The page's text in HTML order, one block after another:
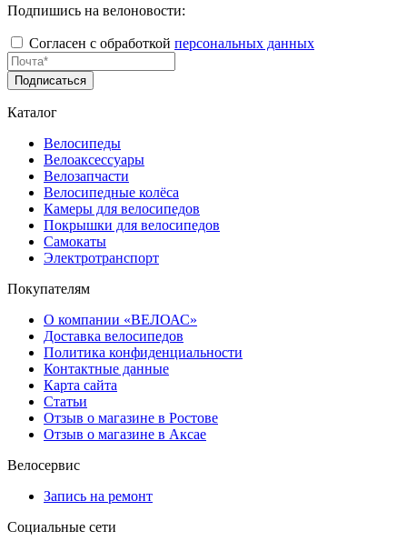
Подпишись на велоновости:
Согласен с обработкой персональных данных
Подписаться
Каталог
Велосипеды
Велоаксессуары
Велозапчасти
Велосипедные колёса
Камеры для велосипедов
Покрышки для велосипедов
Самокаты
Электротранспорт
Покупателям
О компании «ВЕЛОАС»
Доставка велосипедов
Политика конфиденциальности
Контактные данные
Карта сайта
Статьи
Отзыв о магазине в Ростове
Отзыв о магазине в Аксае
Велосервис
Запись на ремонт
Социальные сети